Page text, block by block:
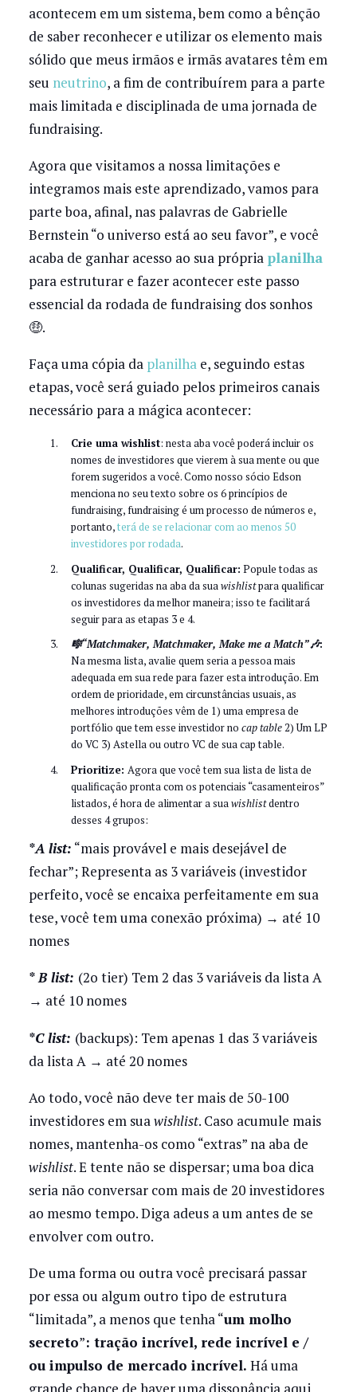
acontecem em um sistema, bem como a bênção
de saber reconhecer e utilizar os elemento mais
sólido que meus irmãos e irmãs avatares têm em
seu neutrino, a fim de contribuírem para a parte
mais limitada e disciplinada de uma jornada de
fundraising.
Agora que visitamos a nossa limitações e
integramos mais este aprendizado, vamos para
parte boa, afinal, nas palavras de Gabrielle
Bernstein “o universo está ao seu favor”, e você
acaba de ganhar acesso ao sua própria planilha
para estruturar e fazer acontecer este passo
essencial da rodada de fundraising dos sonhos
🤑.
Faça uma cópia daplanilha e, seguindo estas
etapas, você será guiado pelos primeiros canais
necessário para a mágica acontecer:
Crie uma wishlist: nesta aba você poderá incluir os
nomes de investidores que vierem à sua mente ou que
forem sugeridos a você. Como nosso sócio Edson
menciona no seu texto sobre os 6 princípios de
fundraising, fundraising é um processo de números e,
portanto,terá de se relacionar com ao menos 50
investidores por rodada.
Qualificar, Qualificar, Qualificar: Popule todas as
colunas sugeridas na aba da suawishlistpara qualificar
os investidores da melhor maneira; isso te facilitará
seguir para as etapas 3 e 4.
🎼“Matchmaker, Matchmaker, Make me a Match”🎶:
Na mesma lista, avalie quem seria a pessoa mais
adequada em sua rede para fazer esta introdução. Em
ordem de prioridade, em circunstâncias usuais, as
melhores introduções vêm de 1) uma empresa de
portfólio que tem esse investidor no cap table2) Um LP
do VC 3) Astella ou outro VC de sua cap table.
Prioritize: Agora que você tem sua lista de lista de
qualificação pronta com os potenciais “casamenteiros”
listados, é hora de alimentar a suawishlistdentro
desses 4 grupos:
*A list: “mais provável e mais desejável de
fechar”; Representa as 3 variáveis (investidor
perfeito, você se encaixa perfeitamente em sua
tese, você tem uma conexão próxima) → até 10
nomes
*B list: (2o tier) Tem 2 das 3 variáveis ​​da lista A
→ até 10 nomes
*C list: (backups): Tem apenas 1 das 3 variáveis ​​
da lista A → até 20 nomes
Ao todo, você não deve ter mais de 50-100
investidores em suawishlist. Caso acumule mais
nomes, mantenha-os como “extras” na aba de
wishlist. E tente não se dispersar; uma boa dica
seria não conversar com mais de 20 investidores
ao mesmo tempo. Diga adeus a um antes de se
envolver com outro.
De uma forma ou outra você precisará passar
por essa ou algum outro tipo de estrutura
“limitada”, a menos que tenha “um molho
secreto”: tração incrível, rede incrível e /
ou impulso de mercado incrível. Há uma